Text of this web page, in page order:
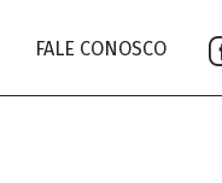
FALE CONOSCO